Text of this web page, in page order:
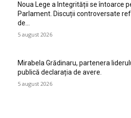
Noua Lege a Integrității se întoarce
Parlament. Discuții controversate
de…
5 august 2026
Mirabela Grădinaru, partenera
publică declarația de avere.
5 august 2026